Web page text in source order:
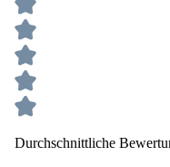
Durchschnittliche